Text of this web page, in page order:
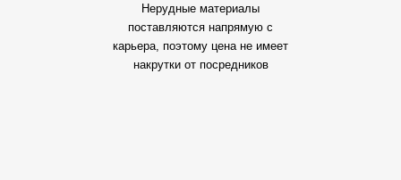
Нерудные материалы
поставляются напрямую с
карьера, поэтому цена не имеет
накрутки от посредников